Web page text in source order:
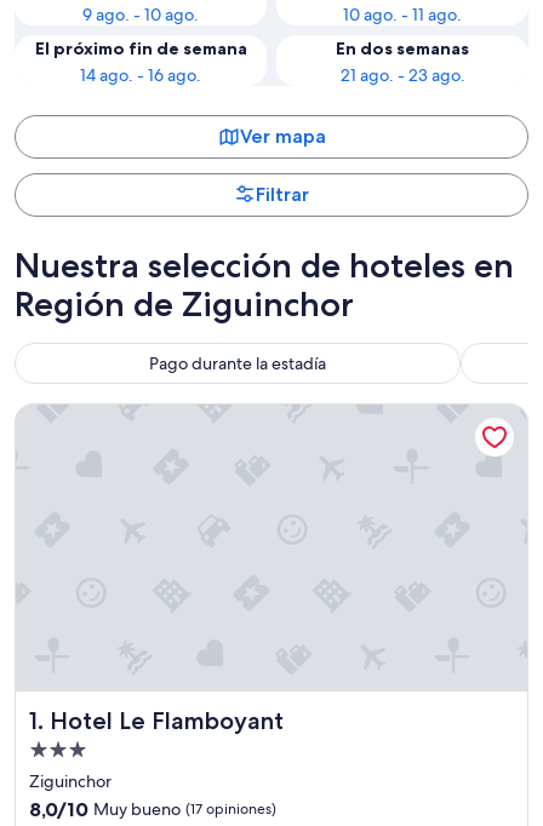
9 ago. - 10 ago.
10 ago. - 11 ago.
El próximo fin de semana
14 ago. - 16 ago.
En dos semanas
21 ago. - 23 ago.
Ver mapa
Filtrar
Nuestra selección de hoteles en
Región de Ziguinchor
Pago durante la estadía
1. Hotel Le Flamboyant
Hotel Le Flamboyant
Propiedad
de
3.0
Ziguinchor
8.0
8,0/10 Muy bueno (17 opiniones)
Hotel Le Flamboyant